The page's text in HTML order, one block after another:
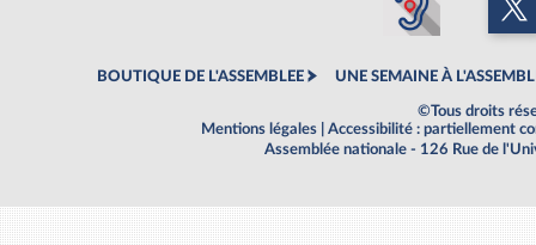
BOUTIQUE DE L'ASSEMBLEE UNE SEMAINE À
©Tous droits
Mentions légales
Accessibilité : partiellement
Assemblée nationale - 126 Rue de